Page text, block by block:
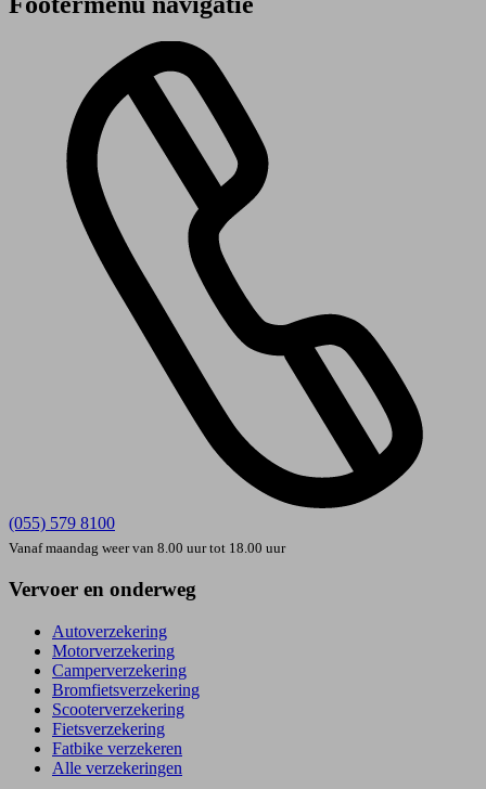
(055) 579 8100
Vanaf maandag weer van 8.00 uur tot 18.00 uur
Vervoer en onderweg
Autoverzekering
Motorverzekering
Camperverzekering
Bromfietsverzekering
Scooterverzekering
Fietsverzekering
Fatbike verzekeren
Alle verzekeringen